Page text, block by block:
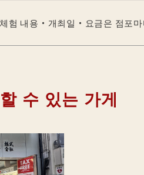
험 내용・개최일・요금은 점포
수 있는 가게